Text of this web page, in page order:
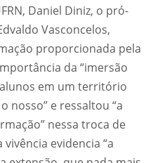
Daniel Diniz, o pró-
Vasconcelos,
proporcionada pela
da “imersão
em um território
nosso” e ressaltou “a
nessa troca de
evidencia “a